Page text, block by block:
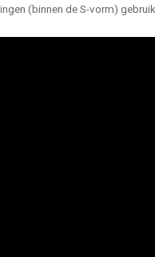
(binnen de S-vorm)